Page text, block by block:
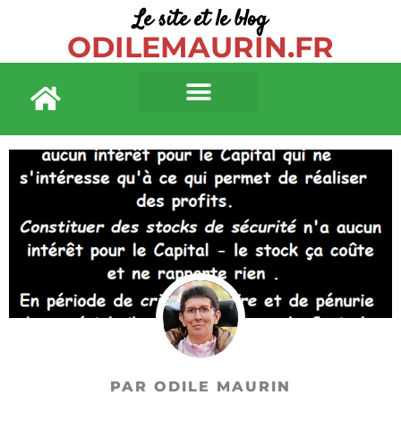
Le site et le blog
ODILEMAURIN.FR
PAR ODILE MAURIN